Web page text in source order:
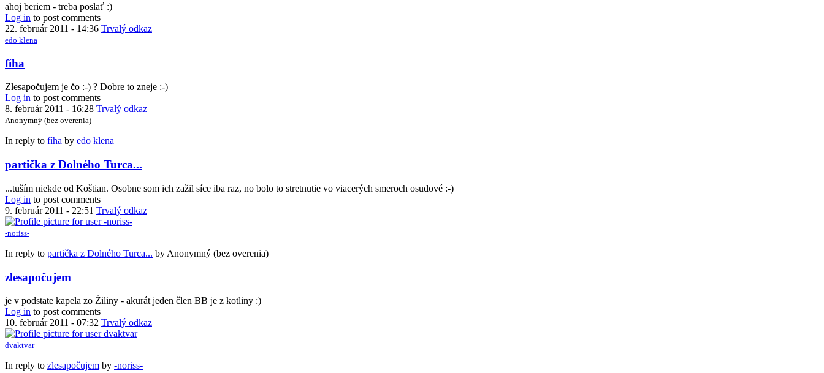
ahoj beriem - treba poslať :)
Log in to post comments
22. február 2011 - 14:36 Trvalý odkaz
edo klena
fíha
Zlesapočujem je čo :-) ? Dobre to zneje :-)
Log in to post comments
8. február 2011 - 16:28 Trvalý odkaz
Anonymný (bez overenia)
In reply to fíha by edo klena
partička z Dolného Turca...
...tuším niekde od Koštian. Osobne som ich zažil síce iba raz, no bolo to stretnutie vo viacerých smeroch osudové :-)
Log in to post comments
9. február 2011 - 22:51 Trvalý odkaz
-noriss-
In reply to partička z Dolného Turca... by Anonymný (bez overenia)
zlesapočujem
je v podstate kapela zo Žiliny - akurát jeden člen BB je z kotliny :)
Log in to post comments
10. február 2011 - 07:32 Trvalý odkaz
dvaktvar
In reply to zlesapočujem by -noriss-